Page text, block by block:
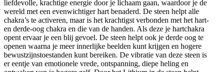
liefdevolle, krachtige energie door je lichaam gaan, waardoor je de
wereld met een evenwichtiger hart benaderd. De steen helpt alle
chakra’s te activeren, maar is het krachtigst verbonden met het hart-
en derde-oog chakra en die van de handen. Als deze je hartchakra
opent ervaar je een blij gevoel. De steen helpt ook je derde oog te
openen waarna je meer innerlijke beelden kunt krijgen en hogere
bewustzijnstoestanden kunt bereiken. De vibratie van deze steen is
er eentje van emotionele vrede, ontspanning, diepe heling en